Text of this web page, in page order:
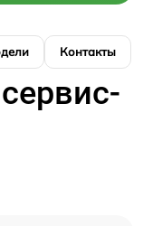
Контакты